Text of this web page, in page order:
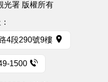
光署 版權所有
4段290號9樓
1500